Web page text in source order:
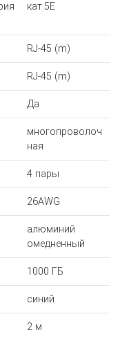
кат.5E
RJ-45 (m)
RJ-45 (m)
Да
многопроволоч
ная
4 пары
26AWG
алюминий
омедненный
1000 ГБ
синий
2 м